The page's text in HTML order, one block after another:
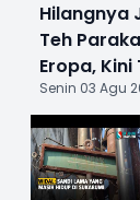
Hilangnya
Teh
Eropa,
Senin 03 Agu